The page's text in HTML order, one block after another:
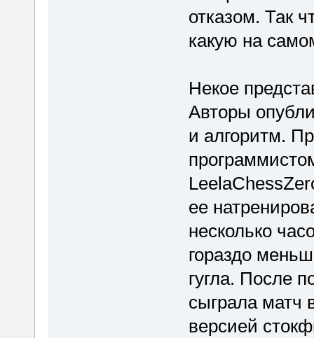
отказом. Так
какую на
Некое
Авторы
и алгоритм.
ее
несколько
гораздо
гугла. После
сыграла матч
версией